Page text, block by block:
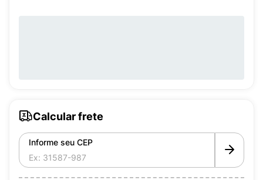
Calcular frete
Informe seu CEP